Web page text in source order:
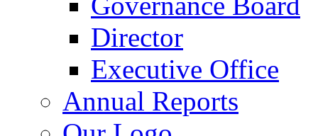
Director
Executive Office
Annual Reports